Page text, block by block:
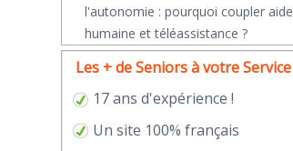
l'autonomie : pourquoi coupler aide
humaine et téléassistance ?
Les + de Seniors à votre Service
17 ans d'expérience !
Un site 100% français